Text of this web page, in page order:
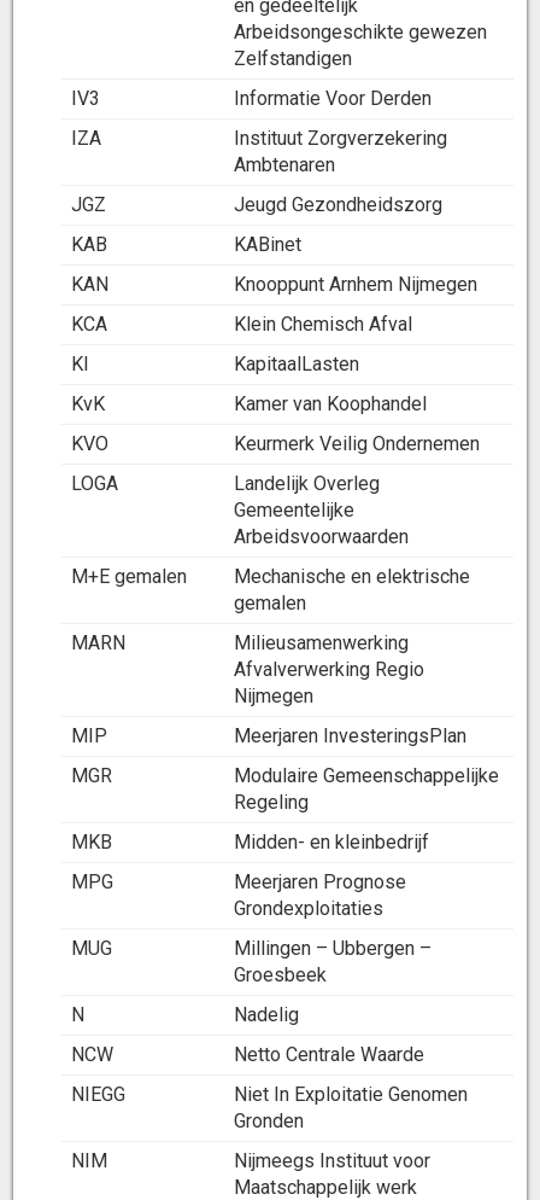
en gedeeltelijk
Arbeidsongeschikte gewezen
Zelfstandigen
IV3
Informatie Voor Derden
IZA
Instituut Zorgverzekering
Ambtenaren
JGZ
Jeugd Gezondheidszorg
KAB
KABinet
KAN
Knooppunt Arnhem Nijmegen
KCA
Klein Chemisch Afval
Kl
KapitaalLasten
KvK
Kamer van Koophandel
KVO
Keurmerk Veilig Ondernemen
LOGA
Landelijk Overleg
Gemeentelijke
Arbeidsvoorwaarden
M+E gemalen
Mechanische en elektrische
gemalen
MARN
Milieusamenwerking
Afvalverwerking Regio
Nijmegen
MIP
Meerjaren InvesteringsPlan
MGR
Modulaire Gemeenschappelijke
Regeling
MKB
Midden- en kleinbedrijf
MPG
Meerjaren Prognose
Grondexploitaties
MUG
Millingen – Ubbergen –
Groesbeek
N
Nadelig
NCW
Netto Centrale Waarde
NIEGG
Niet In Exploitatie Genomen
Gronden
NIM
Nijmeegs Instituut voor
Maatschappelijk werk